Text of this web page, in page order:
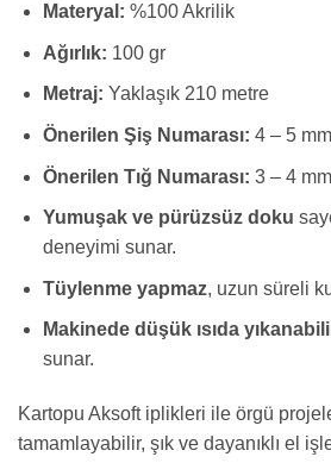
Materyal: %100 Akrilik
Ağırlık: 100 gr
Metraj: Yaklaşık 210 metre
Önerilen Şiş Numarası: 4 – 5 mm
Önerilen Tığ Numarası: 3 – 4 mm
Yumuşak ve pürüzsüz doku
deneyimi sunar.
Tüylenme yapmaz, uzun süreli
Makinede düşük ısıda
sunar.
Kartopu Aksoft iplikleri ile örgü
tamamlayabilir, şık ve dayanıklı el